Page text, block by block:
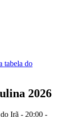
tabela do
2026
Irã - 20:00 -